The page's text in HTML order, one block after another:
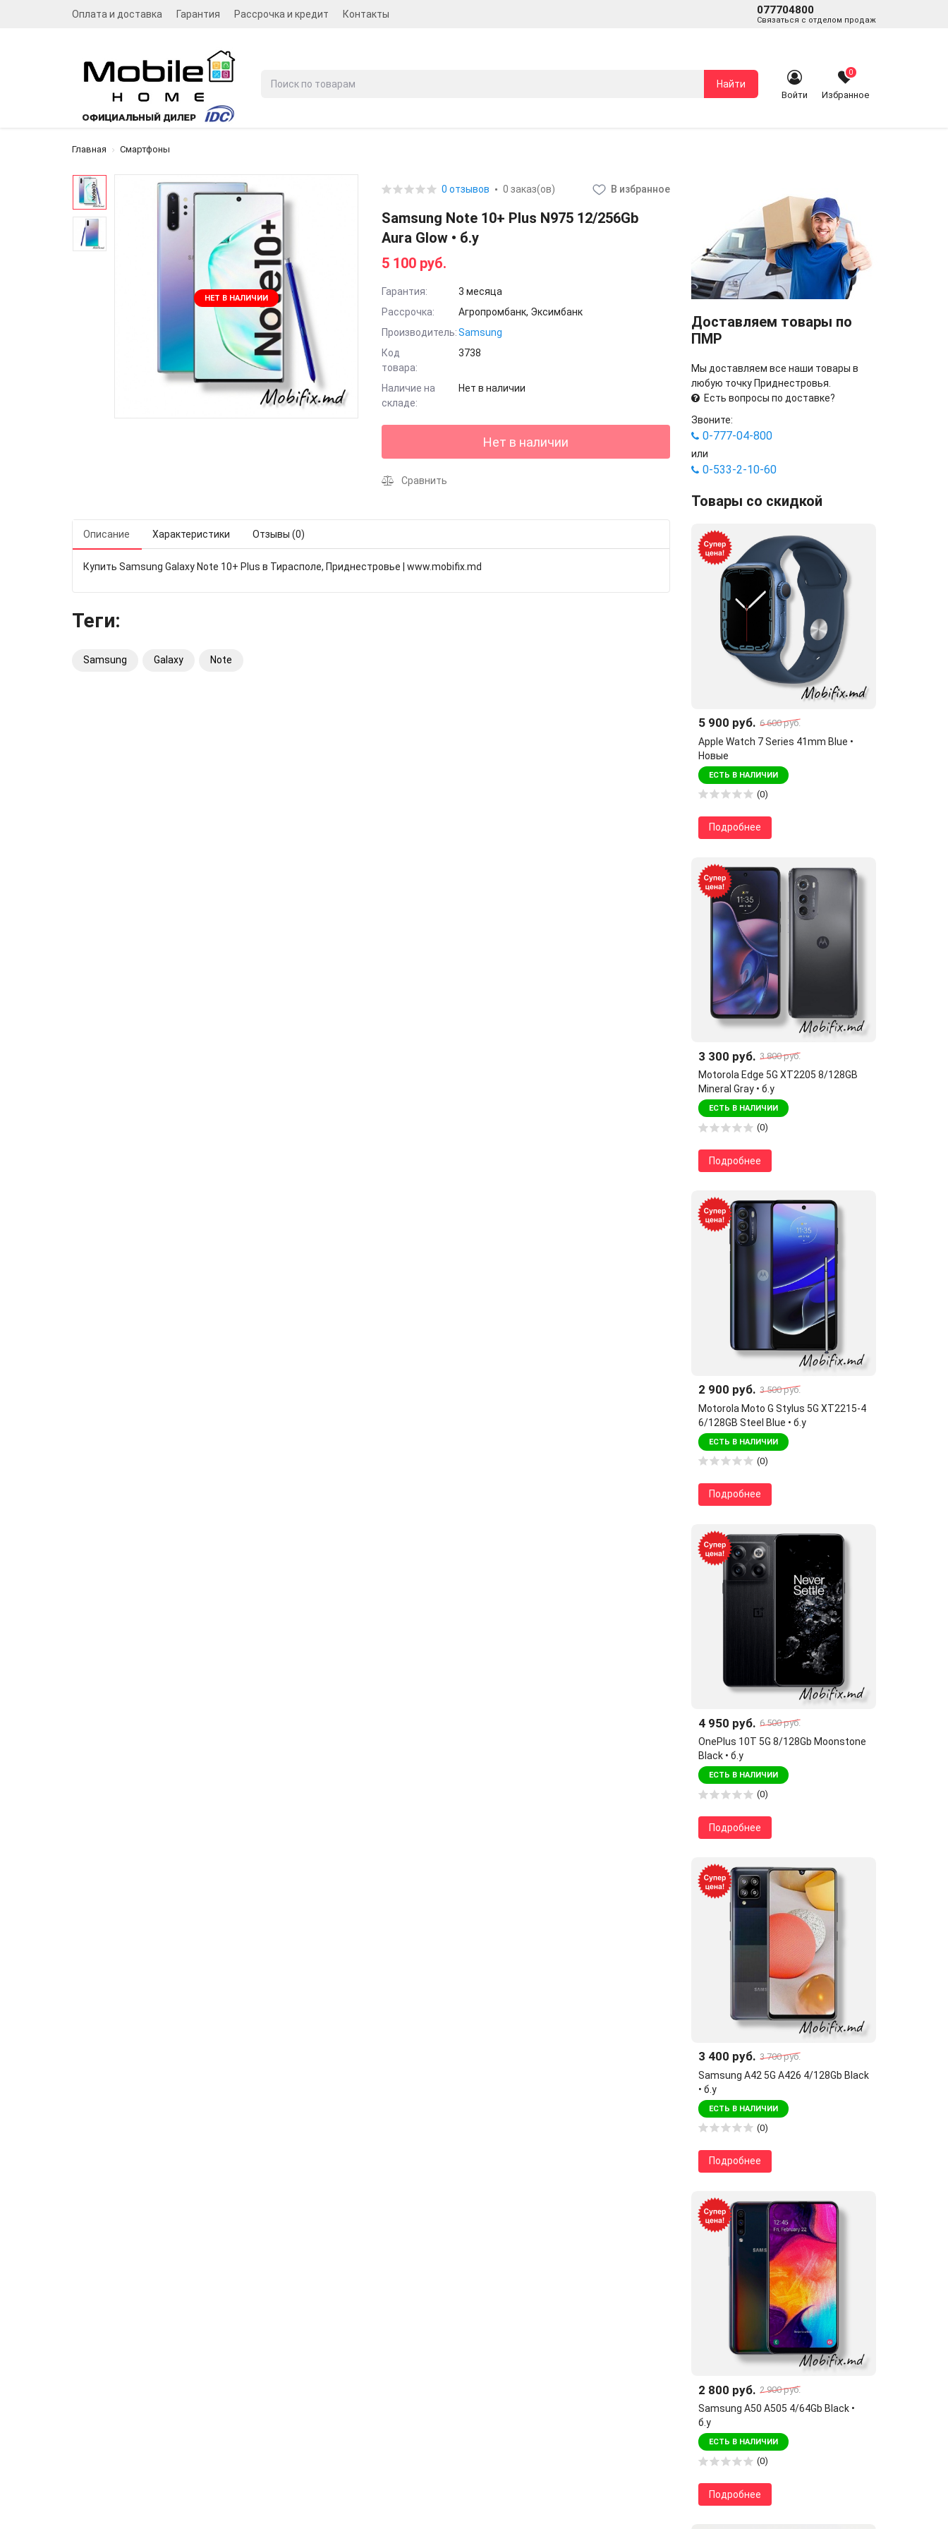
Оплата и доставка Гарантия Рассрочка и кредит Контакты 077704800
Связаться с отделом продаж
Найти
Войти
0
Избранное
Главная Смартфоны
НЕТ В НАЛИЧИИ
0 отзывов 0 заказ(ов) В избранное
Samsung Note 10+ Plus N975 12/256Gb
Aura Glow • б.у
5 100 руб.
Гарантия:
3 месяца
Рассрочка:
Агропромбанк, Эксимбанк
Производитель: Samsung
Код
товара:
3738
Наличие на
складе:
Нет в наличии
Нет в наличии
Сравнить
Описание Характеристики Отзывы (0)
Купить Samsung Galaxy Note 10+ Plus в Тирасполе, Приднестровье | www.mobifix.md
Теги:
Samsung Galaxy Note
Доставляем товары по
ПМР
Мы доставляем все наши товары в
любую точку Приднестровья.
Есть вопросы по доставке?
Звоните:
0-777-04-800
или
0-533-2-10-60
Товары со скидкой
5 900 руб. 6 600 руб.
Apple Watch 7 Series 41mm Blue •
Новые
ЕСТЬ В НАЛИЧИИ
(0)
Подробнее
3 300 руб. 3 800 руб.
Motorola Edge 5G XT2205 8/128GB
Mineral Gray • б.у
ЕСТЬ В НАЛИЧИИ
(0)
Подробнее
2 900 руб. 3 500 руб.
Motorola Moto G Stylus 5G XT2215-4
6/128GB Steel Blue • б.у
ЕСТЬ В НАЛИЧИИ
(0)
Подробнее
4 950 руб. 6 500 руб.
OnePlus 10T 5G 8/128Gb Moonstone
Black • б.у
ЕСТЬ В НАЛИЧИИ
(0)
Подробнее
3 400 руб. 3 700 руб.
Samsung A42 5G A426 4/128Gb Black
• б.у
ЕСТЬ В НАЛИЧИИ
(0)
Подробнее
2 800 руб. 2 900 руб.
Samsung A50 A505 4/64Gb Black •
б.у
ЕСТЬ В НАЛИЧИИ
(0)
Подробнее